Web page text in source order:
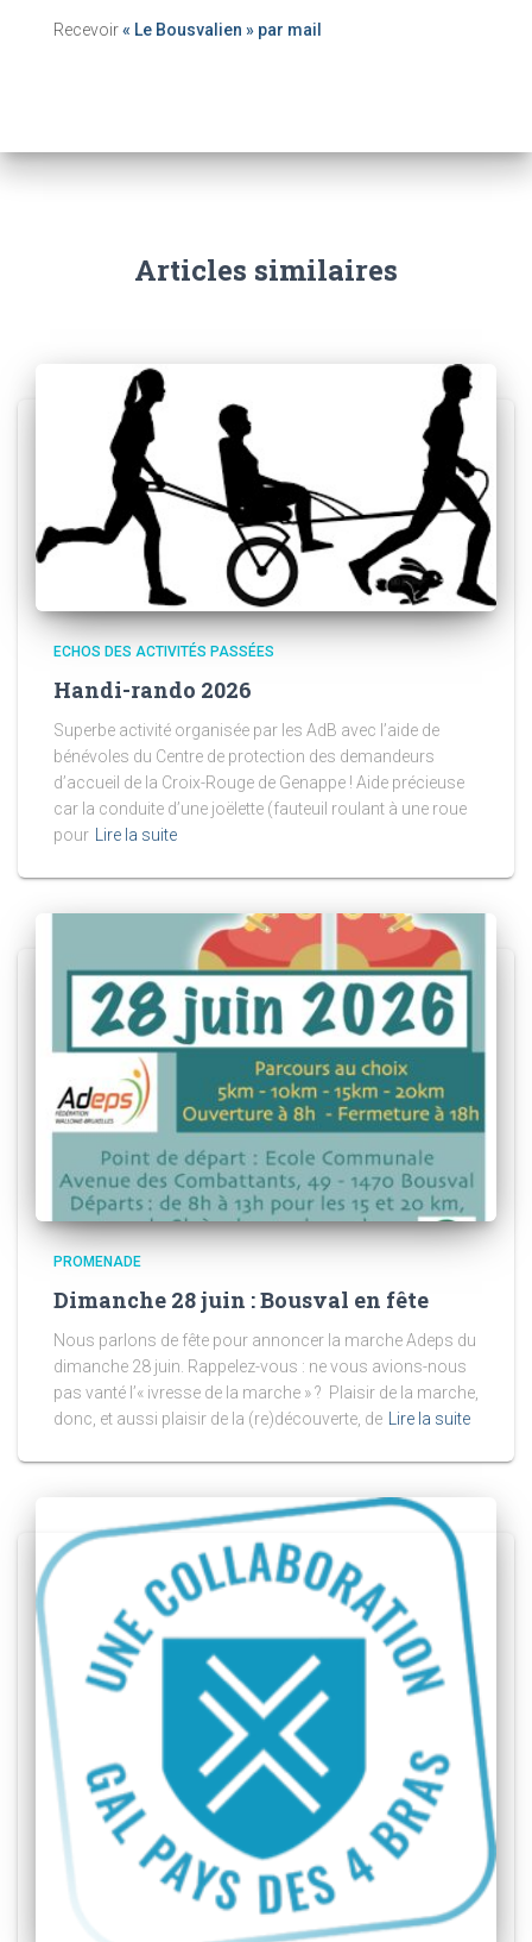
Recevoir« Le Bousvalien » par mail
Articles similaires
ECHOS DES ACTIVITÉS PASSÉES
Handi-rando 2026
Superbe activité organisée par les AdB avec l’aide de
bénévoles du Centre de protection des demandeurs
d’accueil de la Croix-Rouge de Genappe ! Aide précieuse
car la conduite d’une joëlette (fauteuil roulant à une roue
pour
Lire la suite
PROMENADE
Dimanche 28 juin : Bousval en fête
Nous parlons de fête pour annoncer la marche Adeps du
dimanche 28 juin. Rappelez-vous : ne vous avions-nous
pas vanté l’« ivresse de la marche » ? Plaisir de la marche,
donc, et aussi plaisir de la (re)découverte, de
Lire la suite